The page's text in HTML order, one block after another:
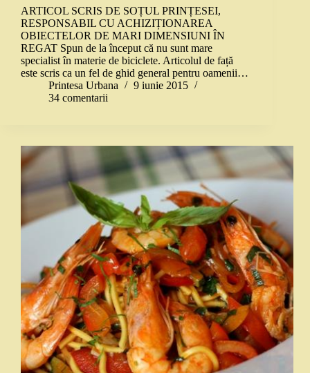
ARTICOL SCRIS DE SOȚUL PRINȚESEI,
RESPONSABIL CU ACHIZIȚIONAREA
OBIECTELOR DE MARI DIMENSIUNI ÎN
REGAT Spun de la început că nu sunt mare
specialist în materie de biciclete. Articolul de față
este scris ca un fel de ghid general pentru oamenii…
Printesa Urbana
9 iunie 2015
34 comentarii